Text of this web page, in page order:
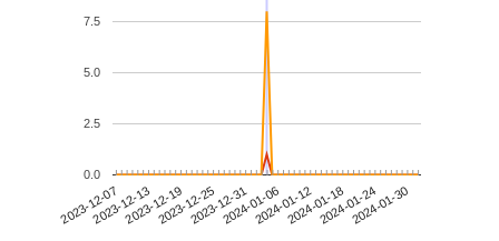
2023-12-072023-12-132023-12-192023-12-252023-12-312024-01-062024-01-122024-01-182024-01-242024-01-30
0.0
2.5
5.0
7.5